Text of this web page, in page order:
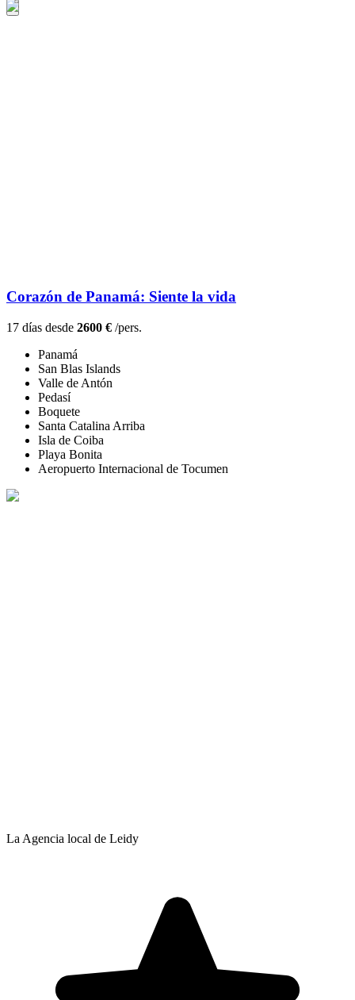
Corazón de Panamá: Siente la vida
17 días desde 2600 € /pers.
Panamá
San Blas Islands
Valle de Antón
Pedasí
Boquete
Santa Catalina Arriba
Isla de Coiba
Playa Bonita
Aeropuerto Internacional de Tocumen
La Agencia local de Leidy